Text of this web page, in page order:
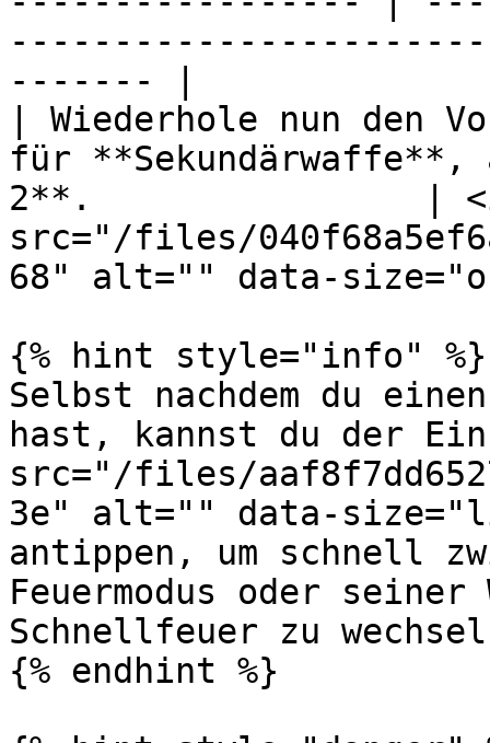
------- |
| Wiederhole nun den
für **Sekundärwaffe**,
2**.                |
src="/files/
68" alt="" data-
{% hint style="info" %}
Selbst nachdem du
hast, kannst du der
src="/files/
3e" alt="" data-
antippen, um schnell
Feuermodus oder
Schnellfeuer zu
{% endhint %}